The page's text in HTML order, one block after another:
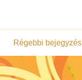
Régebbi bejegyzés